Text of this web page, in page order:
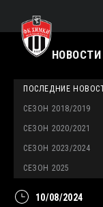
НОВОСТИ
ПОСЛЕДНИЕ
СЕЗОН 2018/2019
СЕЗОН 2020/2021
СЕЗОН 2023/2024
СЕЗОН 2025
10/08/2024